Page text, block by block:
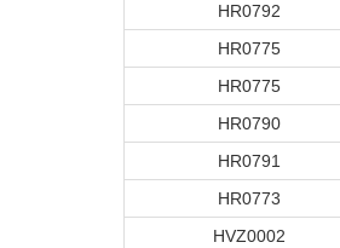
HR0792
HR0775
HR0775
HR0790
HR0791
HR0773
HVZ0002